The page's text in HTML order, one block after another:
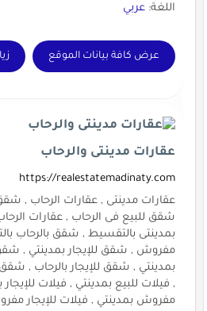
اللغة: عربي
عرض كافة بيانات الموقع
عقارات مدينتى والرحاب
https://realestatemadinaty.com
عقارات مدينتى , عقارات الرحاب ,
شقق للبيع فى الرحاب , عقارات
بمدينتى بالتقسيط , شقق بالرحاب
مفروش , شقق للإيجار بمدينتي ,
بمدينتي , شقق للإيجار بالرحاب ,
, فيلات للبيع بمدينتي , فيلات للإيجار
مفروش بمدينتي , فيلات للإيجار